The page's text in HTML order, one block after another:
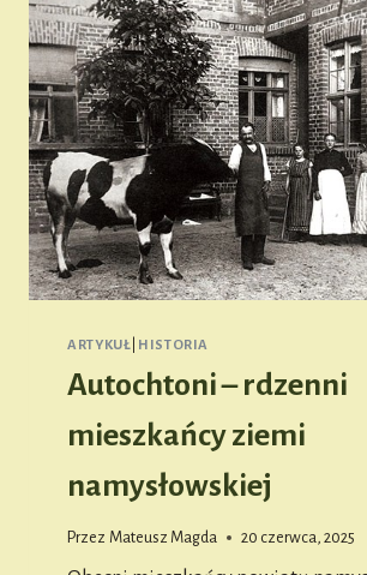
ARTYKUŁ HISTORIA
Autochtoni – rdzenni
mieszkańcy ziemi
namysłowskiej
Przez Mateusz Magda 20 czerwca, 2025